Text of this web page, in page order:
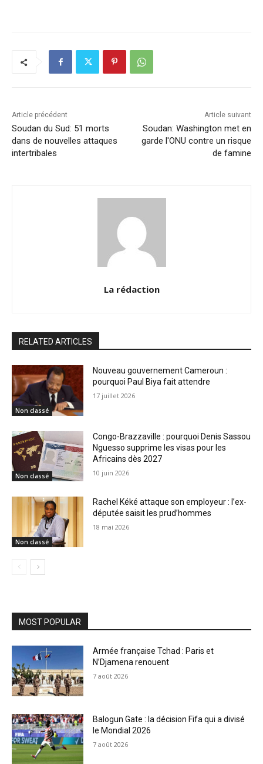
k
dI
n
A
p
Li
n
Article précédent
Soudan du Sud: 51 morts
dans de nouvelles attaques
intertribales
Article suivant
Soudan: Washington met en
garde l'ONU contre un risque
de famine
La rédaction
RELATED ARTICLES
Non classé
Nouveau gouvernement Cameroun :
pourquoi Paul Biya fait attendre
17 juillet 2026
Non classé
Congo-Brazzaville : pourquoi Denis Sassou
Nguesso supprime les visas pour les
Africains dès 2027
10 juin 2026
Non classé
Rachel Kéké attaque son employeur : l’ex-
députée saisit les prud’hommes
18 mai 2026
MOST POPULAR
Armée française Tchad : Paris et
N’Djamena renouent
7 août 2026
Balogun Gate : la décision Fifa qui a divisé
le Mondial 2026
7 août 2026